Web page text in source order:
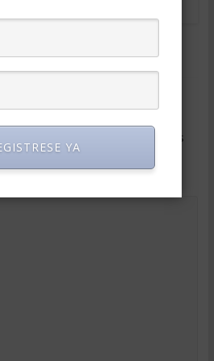
julio 29, 2026
no será publicada.
Los
marcados con
YA